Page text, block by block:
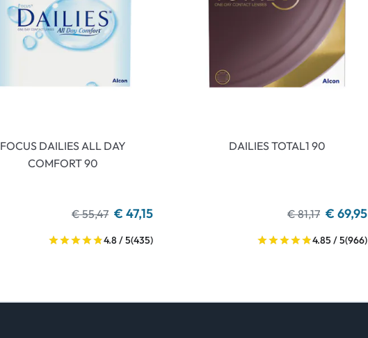
FOCUS DAILIES ALL DAY
COMFORT 90
€ 55,47 € 47,15
4.8 / 5(435)
DAILIES TOTAL1 90
€ 81,17 € 69,95
4.85 / 5(966)